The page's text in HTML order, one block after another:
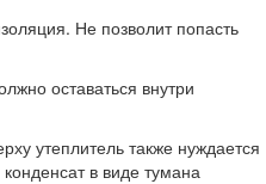
Не позволит попасть
оставаться внутри
утеплитель также нуждается
в виде тумана